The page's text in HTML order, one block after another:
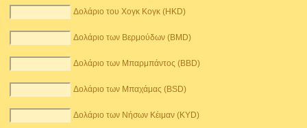
Δολάριο του Χογκ Κογκ (HKD)
Δολάριο των Βερμούδων (BMD)
Δολάριο των Μπαρμπάντος (BBD)
Δολάριο των Μπαχάμας (BSD)
Δολάριο των Νήσων Κέιμαν (KYD)